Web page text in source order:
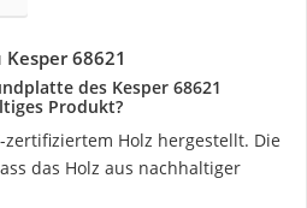
68621
des Kesper 68621
Produkt?
zertifiziertem Holz hergestellt. Die
das Holz aus nachhaltiger